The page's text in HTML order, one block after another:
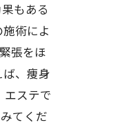
もある
術によ
張をほ
、痩身
ステで
てくだ